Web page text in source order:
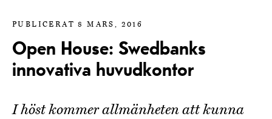
PUBLICERAT 8 MARS, 2016
Open House: Swedbanks
innovativa huvudkontor
I höst kommer allmänheten att kunna